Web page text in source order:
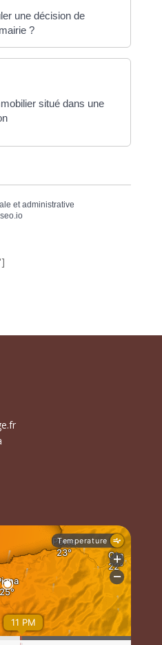
une décision de
?
situé dans une
et administrative